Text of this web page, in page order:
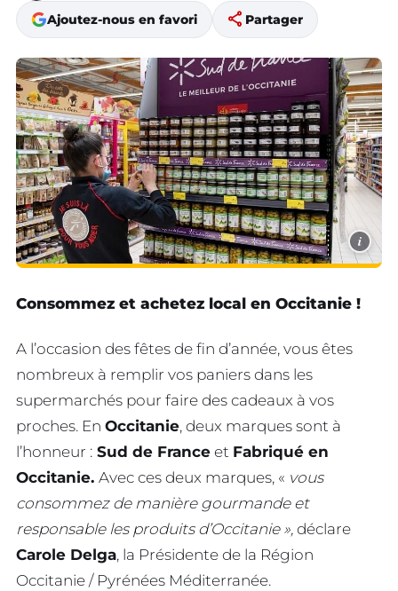
Ajoutez-nous en favori share Partager
i
Consommez et achetez local en Occitanie !
A l’occasion des fêtes de fin d’année, vous êtes
nombreux à remplir vos paniers dans les
supermarchés pour faire des cadeaux à vos
proches. En Occitanie, deux marques sont à
l’honneur : Sud de France et Fabriqué en
Occitanie. Avec ces deux marques, « vous
consommez de manière gourmande et
responsable les produits d’Occitanie », déclare
Carole Delga, la Présidente de la Région
Occitanie / Pyrénées Méditerranée.